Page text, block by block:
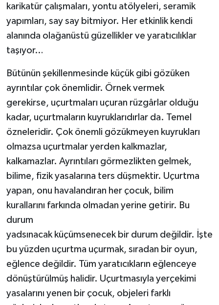
karikatür çalışmaları, yontu atölyeleri, seramik
yapımları, say say bitmiyor. Her etkinlik kendi
alanında olağanüstü güzellikler ve yaratıcılıklar
taşıyor…
Bütünün şekillenmesinde küçük gibi gözüken
ayrıntılar çok önemlidir. Örnek vermek
gerekirse, uçurtmaları uçuran rüzgârlar olduğu
kadar, uçurtmaların kuyruklarıdırlar da. Temel
özneleridir. Çok önemli gözükmeyen kuyrukları
olmazsa uçurtmalar yerden kalkmazlar,
kalkamazlar. Ayrıntıları görmezlikten gelmek,
bilime, fizik yasalarına ters düşmektir. Uçurtma
yapan, onu havalandıran her çocuk, bilim
kurallarını farkında olmadan yerine getirir. Bu
durum
yadsınacak küçümsenecek bir durum değildir. İşte
bu yüzden uçurtma uçurmak, sıradan bir oyun,
eğlence değildir. Tüm yaratıcıkların eğlenceye
dönüştürülmüş halidir. Uçurtmasıyla yerçekimi
yasalarını yenen bir çocuk, objeleri farklı